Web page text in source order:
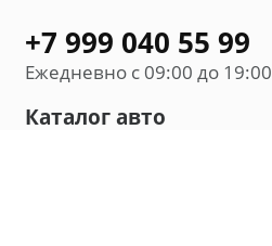
+7 999 040 55 99
Ежедневно с 09:00 до 19:00
Каталог авто